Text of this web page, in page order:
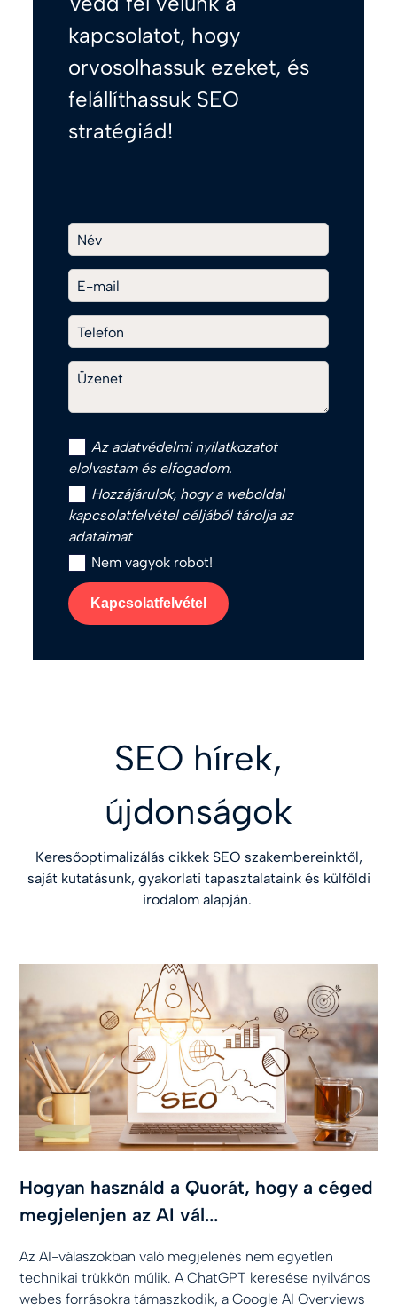
kapcsolatot, hogy
orvosolhassuk ezeket, és
felállíthassuk SEO
stratégiád!
Név
E-mail
Telefon
Üzenet
Az adatvédelmi nyilatkozatot
elolvastam és elfogadom.
Hozzájárulok, hogy a weboldal
kapcsolatfelvétel céljából tárolja az
adataimat
Nem vagyok robot!
Kapcsolatfelvétel
SEO hírek,
újdonságok
Keresőoptimalizálás cikkek SEO szakembereinktől,
saját kutatásunk, gyakorlati tapasztalataink és külföldi
irodalom alapján.
Hogyan használd a Quorát, hogy a céged
megjelenjen az AI vál...
Az AI-válaszokban való megjelenés nem egyetlen
technikai trükkön múlik. A ChatGPT keresése nyilvános
webes forrásokra támaszkodik, a Google AI Overviews